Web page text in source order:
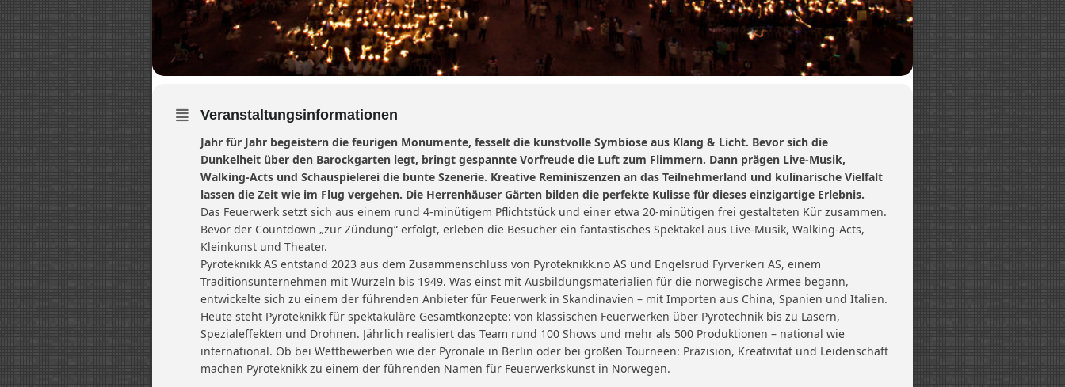
Veranstaltungsinformationen
Jahr für Jahr begeistern die feurigen Monumente, fesselt die kunstvolle Symbiose aus Klang & Licht. Bevor sich die
Dunkelheit über den Barockgarten legt, bringt gespannte Vorfreude die Luft zum Flimmern. Dann prägen Live-Musik,
Walking-Acts und Schauspielerei die bunte Szenerie. Kreative Reminiszenzen an das Teilnehmerland und kulinarische Vielfalt
lassen die Zeit wie im Flug vergehen. Die Herrenhäuser Gärten bilden die perfekte Kulisse für dieses einzigartige Erlebnis.
Das Feuerwerk setzt sich aus einem rund 4-minütigem Pflichtstück und einer etwa 20-minütigen frei gestalteten Kür zusammen.
Bevor der Countdown „zur Zündung“ erfolgt, erleben die Besucher ein fantastisches Spektakel aus Live-Musik, Walking-Acts,
Kleinkunst und Theater.
Pyroteknikk AS entstand 2023 aus dem Zusammenschluss von Pyroteknikk.no AS und Engelsrud Fyrverkeri AS, einem
Traditionsunternehmen mit Wurzeln bis 1949. Was einst mit Ausbildungsmaterialien für die norwegische Armee begann,
entwickelte sich zu einem der führenden Anbieter für Feuerwerk in Skandinavien – mit Importen aus China, Spanien und Italien.
Heute steht Pyroteknikk für spektakuläre Gesamtkonzepte: von klassischen Feuerwerken über Pyrotechnik bis zu Lasern,
Spezialeffekten und Drohnen. Jährlich realisiert das Team rund 100 Shows und mehr als 500 Produktionen – national wie
international. Ob bei Wettbewerben wie der Pyronale in Berlin oder bei großen Tourneen: Präzision, Kreativität und Leidenschaft
machen Pyroteknikk zu einem der führenden Namen für Feuerwerkskunst in Norwegen.